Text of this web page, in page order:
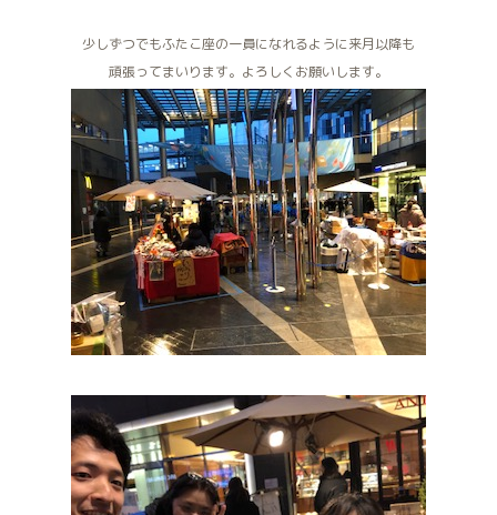
少しずつでもふたこ座の一員になれるように来月以降も
頑張ってまいります。よろしくお願いします。